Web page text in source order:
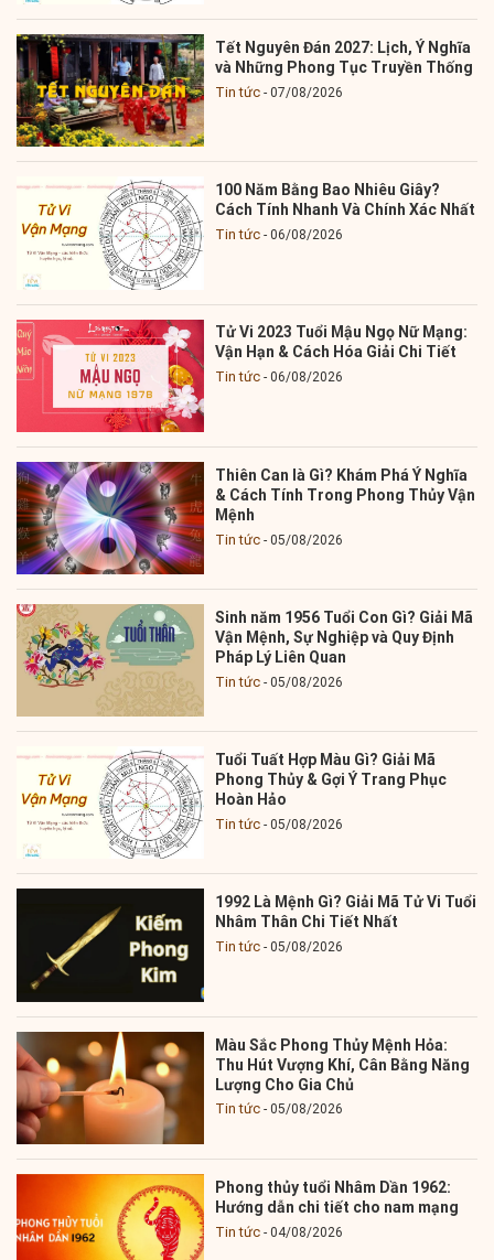
Tết Nguyên Đán 2027: Lịch, Ý Nghĩa
và Những Phong Tục Truyền Thống
Tin tức 07/08/2026
100 Năm Bằng Bao Nhiêu Giây?
Cách Tính Nhanh Và Chính Xác Nhất
Tin tức 06/08/2026
Tử Vi 2023 Tuổi Mậu Ngọ Nữ Mạng:
Vận Hạn & Cách Hóa Giải Chi Tiết
Tin tức 06/08/2026
Thiên Can là Gì? Khám Phá Ý Nghĩa
& Cách Tính Trong Phong Thủy Vận
Mệnh
Tin tức 05/08/2026
Sinh năm 1956 Tuổi Con Gì? Giải Mã
Vận Mệnh, Sự Nghiệp và Quy Định
Pháp Lý Liên Quan
Tin tức 05/08/2026
Tuổi Tuất Hợp Màu Gì? Giải Mã
Phong Thủy & Gợi Ý Trang Phục
Hoàn Hảo
Tin tức 05/08/2026
1992 Là Mệnh Gì? Giải Mã Tử Vi Tuổi
Nhâm Thân Chi Tiết Nhất
Tin tức 05/08/2026
Màu Sắc Phong Thủy Mệnh Hỏa:
Thu Hút Vượng Khí, Cân Bằng Năng
Lượng Cho Gia Chủ
Tin tức 05/08/2026
Phong thủy tuổi Nhâm Dần 1962:
Hướng dẫn chi tiết cho nam mạng
Tin tức 04/08/2026